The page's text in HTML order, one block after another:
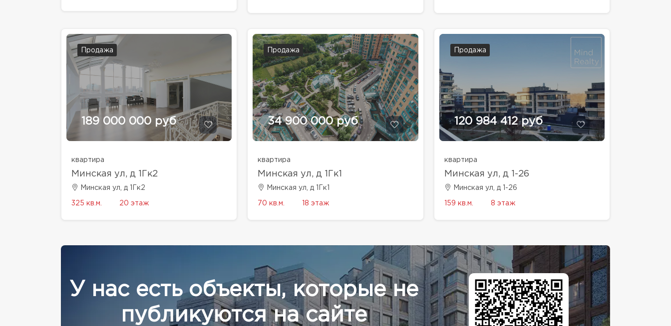
Продажа
189 000 000 руб
квартира
Минская ул, д 1Гк2
Минская ул, д 1Гк2
325 кв.м. 20 этаж
Продажа
34 900 000 руб
квартира
Минская ул, д 1Гк1
Минская ул, д 1Гк1
70 кв.м. 18 этаж
Продажа
120 984 412 руб
квартира
Минская ул, д 1-26
Минская ул, д 1-26
159 кв.м. 8 этаж
У нас есть объекты, которые не
публикуются на сайте